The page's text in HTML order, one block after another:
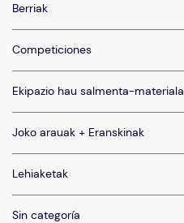
Berriak
Competiciones
Ekipazio hau salmenta-materiala
Joko arauak + Eranskinak
Lehiaketak
Sin categoría